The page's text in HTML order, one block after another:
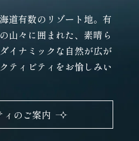
道有数のリゾート地。有
山々に囲まれた、素晴ら
ダイナミックな自然が広が
ティビティをお愉しみい
ィのご案内